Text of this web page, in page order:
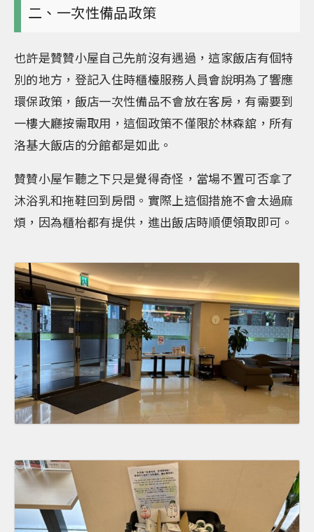
二、一次性備品政策
也許是贊贊小屋自己先前沒有遇過，這家飯店有個特
別的地方，登記入住時櫃檯服務人員會說明為了響應
環保政策，飯店一次性備品不會放在客房，有需要到
一樓大廳按需取用，這個政策不僅限於林森舘，所有
洛基大飯店的分館都是如此。
贊贊小屋乍聽之下只是覺得奇怪，當場不置可否拿了
沐浴乳和拖鞋回到房間。實際上這個措施不會太過麻
煩，因為櫃枱都有提供，進出飯店時順便領取即可。